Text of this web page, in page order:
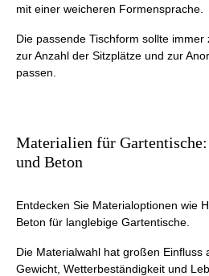
mit einer weicheren Formensprache.
Die passende Tischform sollte immer
zur Anzahl der Sitzplätze und zur
passen.
Materialien für
und Beton
Entdecken Sie Materialoptionen wie
Beton für langlebige Gartentische.
Die Materialwahl hat großen Einfluss
Gewicht, Wetterbeständigkeit und